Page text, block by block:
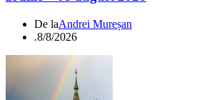
De laAndrei Mureșan
.8/8/2026